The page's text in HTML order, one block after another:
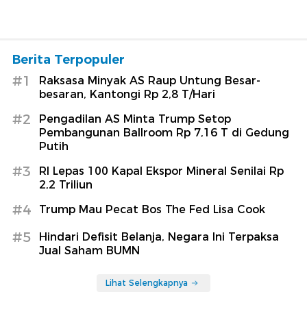
Berita Terpopuler
#1
Raksasa Minyak AS Raup Untung Besar-
besaran, Kantongi Rp 2,8 T/Hari
#2
Pengadilan AS Minta Trump Setop
Pembangunan Ballroom Rp 7,16 T di Gedung
Putih
#3
RI Lepas 100 Kapal Ekspor Mineral Senilai Rp
2,2 Triliun
#4 Trump Mau Pecat Bos The Fed Lisa Cook
#5
Hindari Defisit Belanja, Negara Ini Terpaksa
Jual Saham BUMN
Lihat Selengkapnya